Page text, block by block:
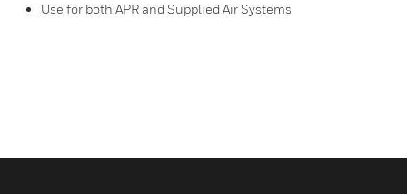
Use for both APR and Supplied Air Systems